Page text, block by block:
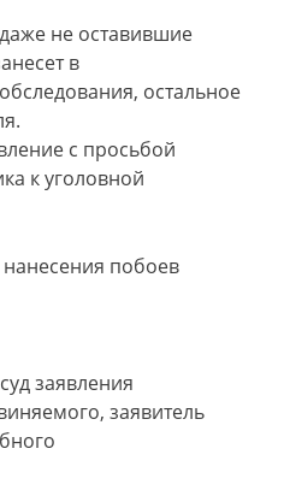
не оставившие
в
остальное
с просьбой
к уголовной
побоев
заявления
заявитель